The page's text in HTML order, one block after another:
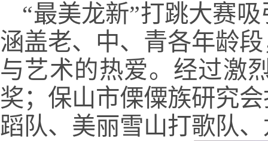
“最美龙新”打跳大赛
涵盖老、中、青各年龄
与艺术的热爱。经过激
奖；保山市傈僳族研究
蹈队、美丽雪山打歌队